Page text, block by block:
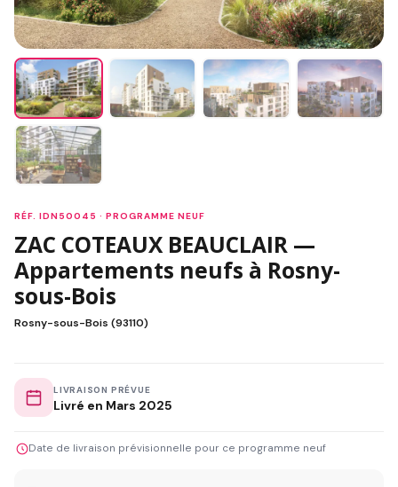
RÉF. IDN50045 · PROGRAMME NEUF
ZAC COTEAUX BEAUCLAIR —
Appartements neufs à Rosny-
sous-Bois
Rosny-sous-Bois (93110)
LIVRAISON PRÉVUE
Livré en Mars 2025
Date de livraison prévisionnelle pour ce programme neuf